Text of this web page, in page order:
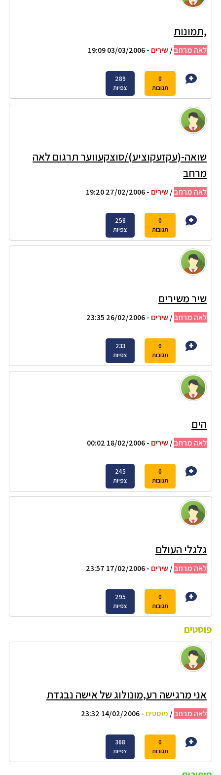
,תמונות
לאה מרחב/ שירים - 03/03/2006 19:09
0
תגובות
289
צפיות
שואה-(עקזעקוציע)/סוצקעווער תרגום לאה
מרחב
לאה מרחב/ שירים - 27/02/2006 19:20
0
תגובות
258
צפיות
שיר משירים
לאה מרחב/ שירים - 26/02/2006 23:35
0
תגובות
233
צפיות
הים
לאה מרחב/ שירים - 18/02/2006 00:02
0
תגובות
245
צפיות
גלגלי העולם
לאה מרחב/ שירים - 17/02/2006 23:57
0
תגובות
295
צפיות
פוסטים
אני מרגישה רע,מונולוג של אישה נבגדת
לאה מרחב/ פוסטים - 14/02/2006 23:32
0
תגובות
368
צפיות